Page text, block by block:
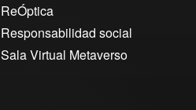
ReÓptica
Responsabilidad social
Sala Virtual Metaverso